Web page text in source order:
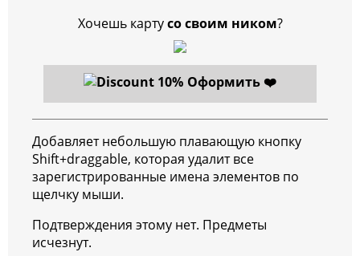
Хочешь картусо своим ником?
Оформить ❤️
Добавляет небольшую плавающую кнопку
Shift+draggable, которая удалит все
зарегистрированные имена элементов по
щелчку мыши.
Подтверждения этому нет. Предметы
исчезнут.